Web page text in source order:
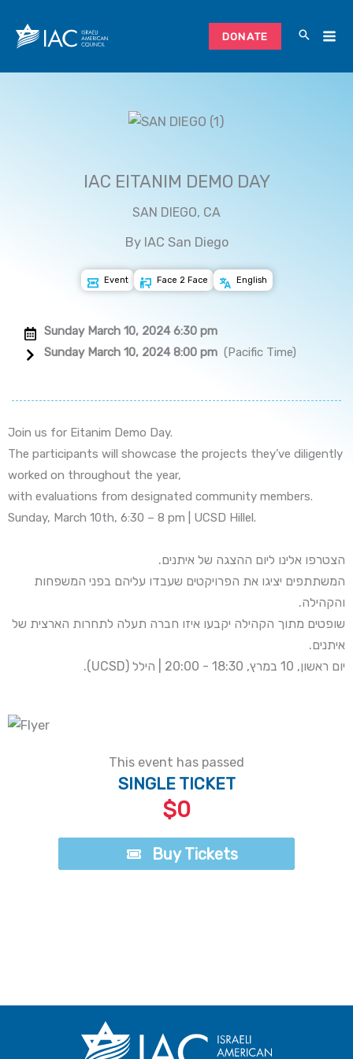
content
DONATE
IAC EITANIM DEMO DAY
SAN DIEGO, CA
By IAC San Diego
Event Face 2 Face English
Sunday March 10, 2024 6:30 pm
Sunday March 10, 2024 8:00 pm (Pacific Time)
Join us for Eitanim Demo Day.
The participants will showcase the projects they’ve diligently
worked on throughout the year,
with evaluations from designated community members.
Sunday, March 10th, 6:30 – 8 pm | UCSD Hillel.
הצטרפו אלינו ליום ההצגה של איתנים.
המשתתפים יציגו את הפרויקטים שעבדו עליהם בפני המשפחות
והקהילה.
שופטים מתוך הקהילה יקבעו איזו חברה תעלה לתחרות הארצית של
איתנים.
יום ראשון, 10 במרץ, 18:30 - 20:00 | הילל (UCSD).
This event has passed
SINGLE TICKET
$0
Buy Tickets